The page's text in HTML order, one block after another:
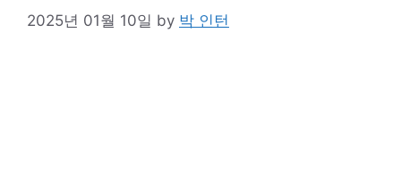
2025년 01월 10일 by 박 인턴